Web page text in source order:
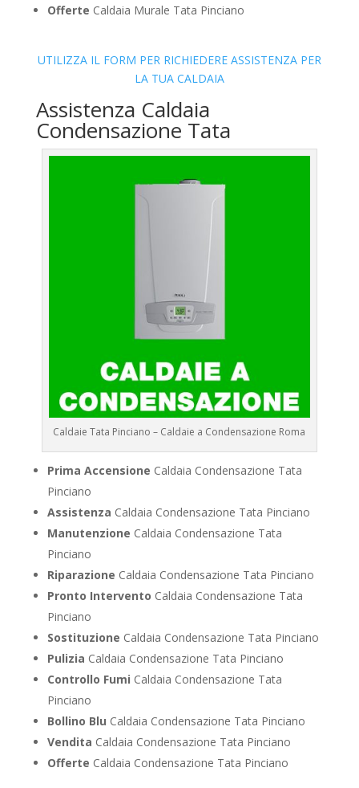
Offerte Caldaia Murale Tata Pinciano
UTILIZZA IL FORM PER RICHIEDERE ASSISTENZA PER
LA TUA CALDAIA
Assistenza Caldaia
Condensazione Tata
Caldaie Tata Pinciano – Caldaie a Condensazione Roma
Prima Accensione Caldaia Condensazione Tata
Pinciano
Assistenza Caldaia Condensazione Tata Pinciano
Manutenzione Caldaia Condensazione Tata
Pinciano
Riparazione Caldaia Condensazione Tata Pinciano
Pronto Intervento Caldaia Condensazione Tata
Pinciano
Sostituzione Caldaia Condensazione Tata Pinciano
Pulizia Caldaia Condensazione Tata Pinciano
Controllo Fumi Caldaia Condensazione Tata
Pinciano
Bollino Blu Caldaia Condensazione Tata Pinciano
Vendita Caldaia Condensazione Tata Pinciano
Offerte Caldaia Condensazione Tata Pinciano